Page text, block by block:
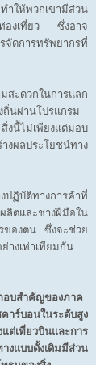
ให้พวกเขามีส่วน
ท่องเที่ยว ซึ่งอาจ
ดการทรัพยากรที่
ะดวกในการแลก
ถิ่นผ่านโปรแกรม
นี้ไม่เพียงแต่มอบ
ผลประโยชน์ทาง
ปฏิบัติทางการค้าที่
ลิตและช่างฝีมือใน
ของตน ซึ่งจะช่วย
างเท่าเทียมกัน
อบสำคัญของภาค
าร์บอนในระดับสูง
เที่ยวบินและการ
แบบดั้งเดิมมีส่วน